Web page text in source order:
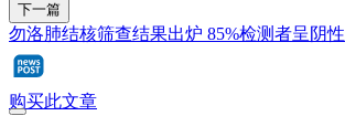
下一篇
勿洛肺结核筛查结果出炉 85%检测者呈阴性
购买此文章